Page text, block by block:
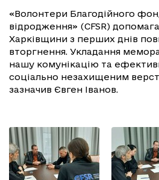
«Волонтери Благодійного
відродження» (CFSR)
Харківщини з перших днів
вторгнення. Укладання
нашу комунікацію та
соціально незахищеним
зазначив Євген Іванов.